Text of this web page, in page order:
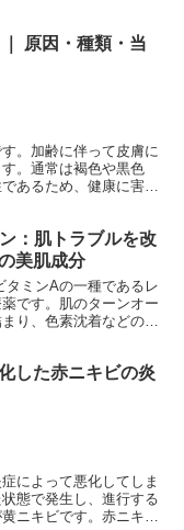
原因・種類・当
。加齢に伴って皮膚に
。通常は褐色や黒色
あるため、健康に害を
：肌トラブルを改
美肌成分
です。肌のターンオー
り、色素沈着などの肌
した赤ニキビの炎
によって悪化してしま
態で発生し、進行する
ニキビです。赤ニキビ